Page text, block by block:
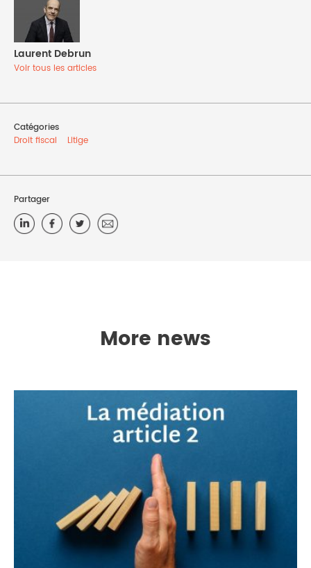
Laurent Debrun
Voir tous les articles
Catégories
Droit fiscal
Litige
Partager
More news